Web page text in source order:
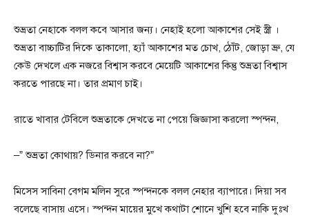
শুভ্রতা নেহাকে বলল কবে আসার জন্য। নেহাই হলো আকাশের সেই স্ত্রী ।
শুভ্রতা বাচ্চাটির দিকে তাকালো, হ্যাঁ আকাশের মত চোখ, ঠোঁট, জোড়া ভ্রু, যে
কেউ দেখলে এক নজরে বিশ্বাস করবে মেয়েটি আকাশের কিন্তু শুভ্রতা বিশ্বাস
করতে পারছে না। তার প্রমাণ চাই।
রাতে খাবার টেবিলে শুভ্রতাকে দেখতে না পেয়ে জিজ্ঞাসা করলো স্পন্দন,
–” শুভ্রতা কোথায়? ডিনার করবে না?”
মিসেস সাবিনা বেগম মলিন সুরে স্পন্দনকে বলল নেহার ব্যাপারে। দিয়া সব
বলেছে বাসায় এসে। স্পন্দন মায়ের মুখে কথাটা শোনে খুশি হবে নাকি দুঃখ